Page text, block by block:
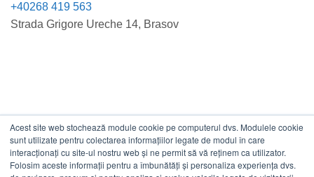
Acest site web stochează module cookie pe computerul dvs. Modulele cookie
sunt utilizate pentru colectarea informațiilor legate de modul în care
interacționați cu site-ul nostru web și ne permit să vă reținem ca utilizator.
Folosim aceste informații pentru a îmbunătăți și personaliza experiența dvs.
+40268 419 563
Strada Grigore Ureche 14, Brasov
DATE COMERCIALE
ESTICO S.R.L.